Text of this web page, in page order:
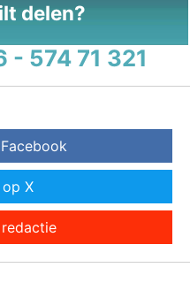
delen?
- 574 71 321
X